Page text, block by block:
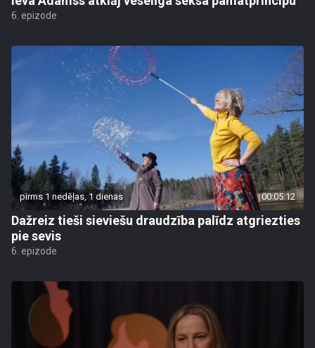
6. epizode
pirms 1 nedēļas, 1 dienas 00:05:12
Dažreiz tieši sieviešu draudzība palīdz atgriezties
pie sevis
6. epizode